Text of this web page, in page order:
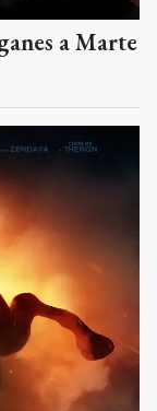
a Marte